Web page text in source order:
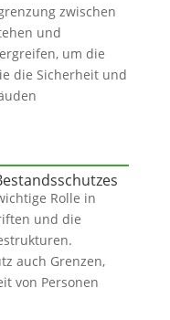
zwischen
und
um die
die Sicherheit und
Rolle in
und die
auch Grenzen,
von Personen